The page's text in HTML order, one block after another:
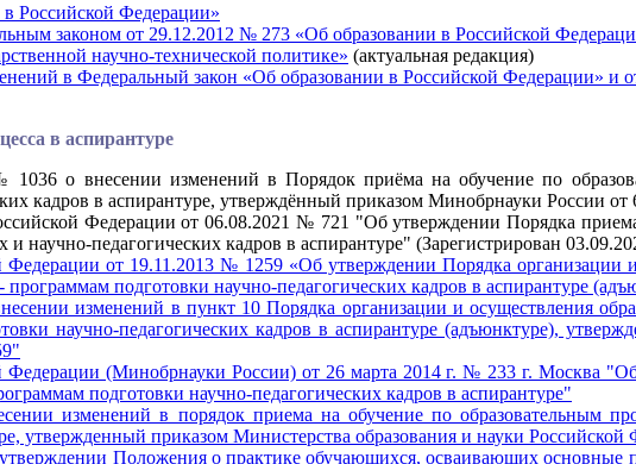
Российской Федерации»
законом от 29.12.2012 № 273 «Об образовании в Российской
научно-технической политике» (актуальная редакция)
в Федеральный закон «Об образовании в Российской Федерации» и
в аспирантуре
о внесении изменений в Порядок приёма на обучение по
кадров в аспирантуре, утверждённый приказом Минобрнауки России от
Федерации от 06.08.2021 № 721 "Об утверждении Порядка
научно-педагогических кадров в аспирантуре" (Зарегистрирован
от 19.11.2013 № 1259 «Об утверждении Порядка организации и
подготовки научно-педагогических кадров в аспирантуре
изменений в пункт 10 Порядка организации и осуществления
научно-педагогических кадров в аспирантуре (адъюнктуре),
Федерации (Минобрнауки России) от 26 марта 2014 г. № 233 г. Москва
подготовки научно-педагогических кадров в аспирантуре"
изменений в порядок приема на обучение по образовательным
утвержденный приказом Министерства образования и науки
Положения о практике обучающихся, осваивающих основные